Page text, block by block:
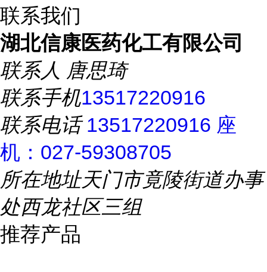
联系我们
湖北信康医药化工有限公司
联系人 唐思琦
联系手机13517220916
联系电话13517220916 座
机：027-59308705
所在地址天门市竟陵街道办事
处西龙社区三组
推荐产品